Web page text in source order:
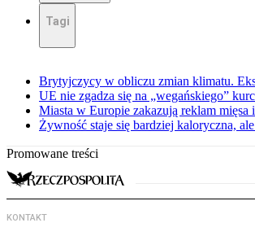
Tagi
Brytyjczycy w obliczu zmian klimatu.
UE nie zgadza się na „wegańskiego”
Miasta w Europie zakazują reklam
Żywność staje się bardziej kaloryczna,
Promowane treści
KONTAKT